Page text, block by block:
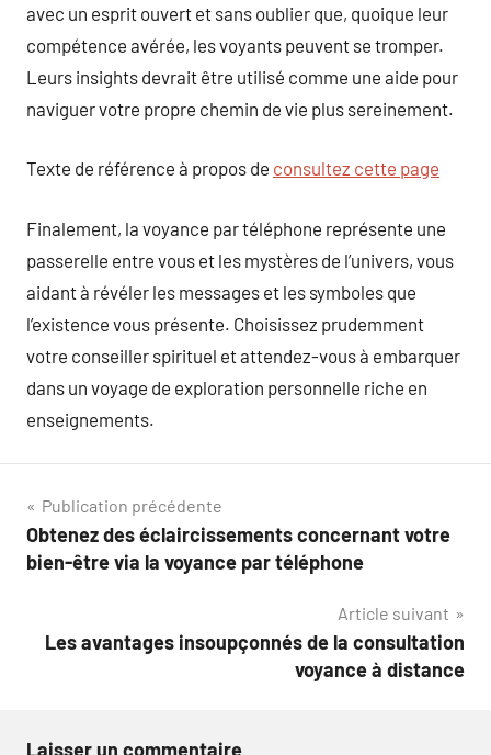
avec un esprit ouvert et sans oublier que, quoique leur
compétence avérée, les voyants peuvent se tromper.
Leurs insights devrait être utilisé comme une aide pour
naviguer votre propre chemin de vie plus sereinement.
Texte de référence à propos de consultez cette page
Finalement, la voyance par téléphone représente une
passerelle entre vous et les mystères de l’univers, vous
aidant à révéler les messages et les symboles que
l’existence vous présente. Choisissez prudemment
votre conseiller spirituel et attendez-vous à embarquer
dans un voyage de exploration personnelle riche en
enseignements.
Navigation
de
Publication précédente
Obtenez des éclaircissements concernant votre
bien-être via la voyance par téléphone
Article suivant
Les avantages insoupçonnés de la consultation
voyance à distance
Laisser un commentaire